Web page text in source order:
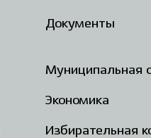
Документы
Муниципальная
Экономика
Избирательная